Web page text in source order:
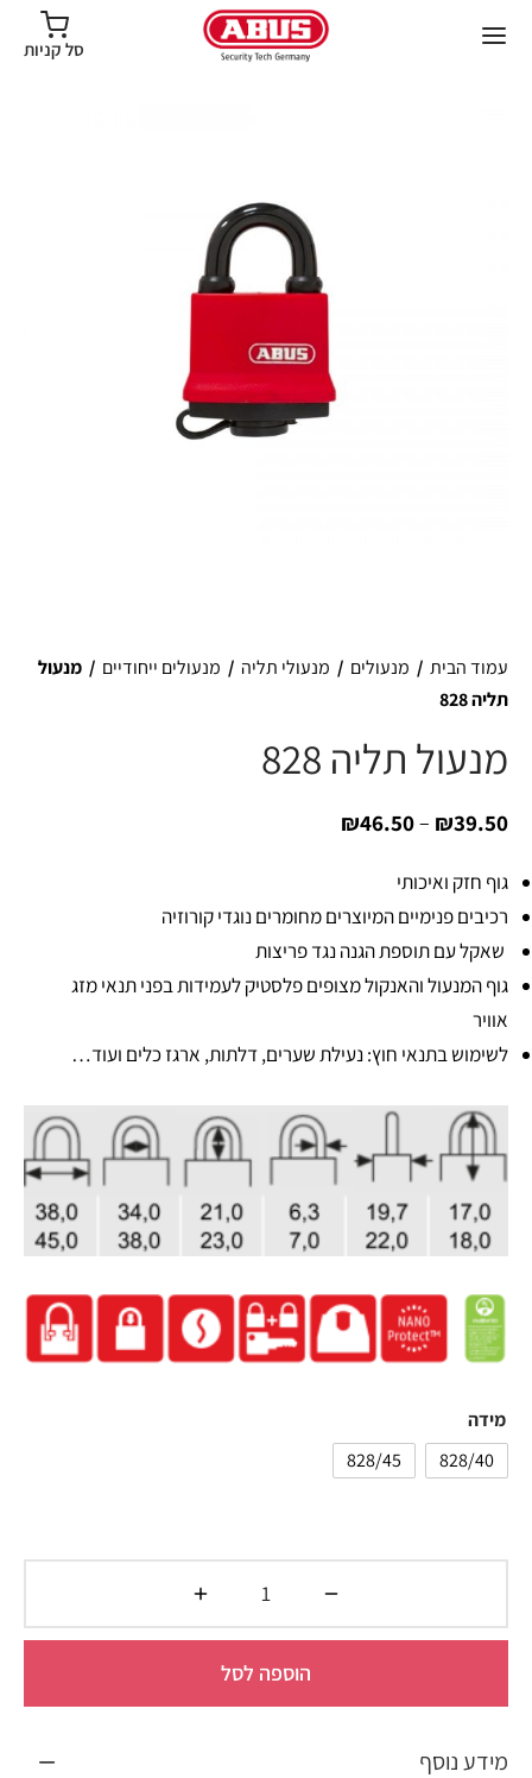
סל קניות
עמוד הבית / מנעולים / מנעולי תליה / מנעולים ייחודיים / מנעול
תליה 828
מנעול תליה 828
₪39.50
–
₪46.50
גוף חזק ואיכותי
רכיבים פנימיים המיוצרים מחומרים נוגדי קורוזיה
שאקל עם תוספת הגנה נגד פריצות
גוף המנעול והאנקול מצופים פלסטיק לעמידות בפני תנאי מזג
אוויר
לשימוש בתנאי חוץ: נעילת שערים, דלתות, ארגז כלים ועוד…
מידה
828/40
828/45
הוספה לסל
מידע נוסף